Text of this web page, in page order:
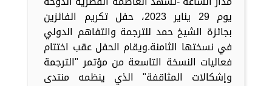
يوم 29 يناير 2023، حفل تكريم الفائزين
بجائزة الشيخ حمد للترجمة والتفاهم الدولي
في نسختها الثامنة.ويقام الحفل عقب اختتام
فعاليات النسخة التاسعة من مؤتمر "الترجمة
وإشكالات المثاقفة" الذي ينظمه منتدى